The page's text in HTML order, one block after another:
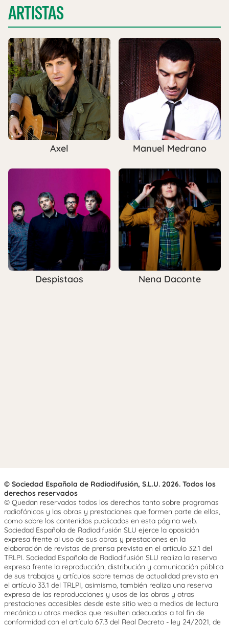
ARTISTAS
Axel Manuel Medrano
Despistaos Nena Daconte
© Sociedad Española de Radiodifusión, S.L.U. 2026. Todos los
derechos reservados
© Quedan reservados todos los derechos tanto sobre programas
radiofónicos y las obras y prestaciones que formen parte de ellos,
como sobre los contenidos publicados en esta página web.
Sociedad Española de Radiodifusión SLU ejerce la oposición
expresa frente al uso de sus obras y prestaciones en la
elaboración de revistas de prensa prevista en el artículo 32.1 del
TRLPI. Sociedad Española de Radiodifusión SLU realiza la reserva
expresa frente la reproducción, distribución y comunicación pública
de sus trabajos y artículos sobre temas de actualidad prevista en
el artículo 33.1 del TRLPI, asimismo, también realiza una reserva
expresa de las reproducciones y usos de las obras y otras
prestaciones accesibles desde este sitio web a medios de lectura
mecánica u otros medios que resulten adecuados a tal fin de
conformidad con el artículo 67.3 del Real Decreto - ley 24/2021, de